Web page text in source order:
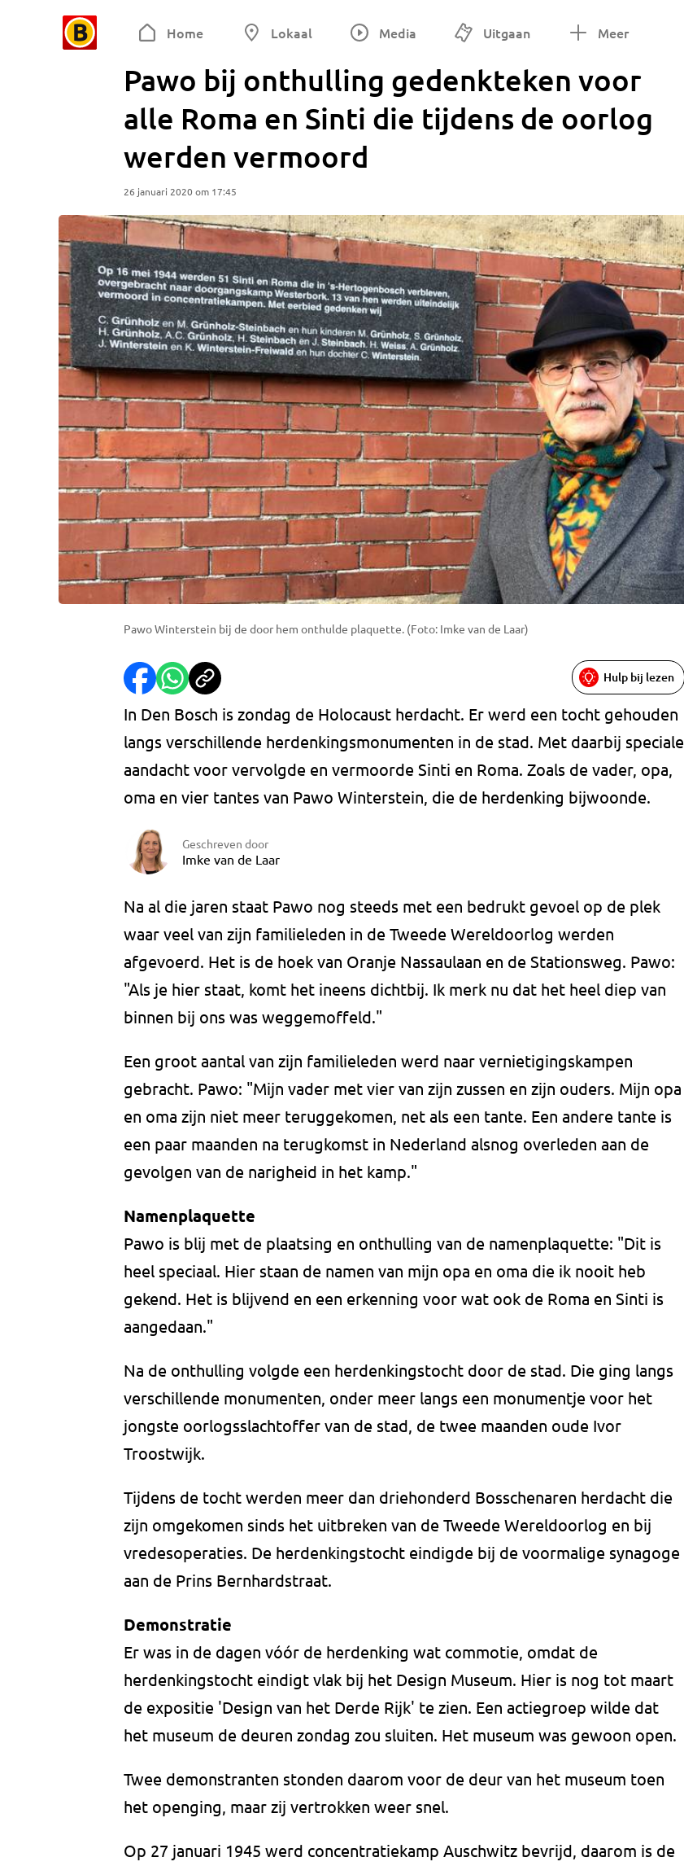
Home Lokaal Media Uitgaan Meer
Pawo bij onthulling gedenkteken voor
alle Roma en Sinti die tijdens de oorlog
werden vermoord
26 januari 2020 om 17:45
Pawo Winterstein bij de door hem onthulde plaquette. (Foto: Imke van de Laar)
Hulp bij lezen
In Den Bosch is zondag de Holocaust herdacht. Er werd een tocht gehouden
langs verschillende herdenkingsmonumenten in de stad. Met daarbij speciale
aandacht voor vervolgde en vermoorde Sinti en Roma. Zoals de vader, opa,
oma en vier tantes van Pawo Winterstein, die de herdenking bijwoonde.
Geschreven door
Imke van de Laar
Na al die jaren staat Pawo nog steeds met een bedrukt gevoel op de plek
waar veel van zijn familieleden in de Tweede Wereldoorlog werden
afgevoerd. Het is de hoek van Oranje Nassaulaan en de Stationsweg. Pawo:
"Als je hier staat, komt het ineens dichtbij. Ik merk nu dat het heel diep van
binnen bij ons was weggemoffeld."
Een groot aantal van zijn familieleden werd naar vernietigingskampen
gebracht. Pawo: "Mijn vader met vier van zijn zussen en zijn ouders. Mijn opa
en oma zijn niet meer teruggekomen, net als een tante. Een andere tante is
een paar maanden na terugkomst in Nederland alsnog overleden aan de
gevolgen van de narigheid in het kamp."
Namenplaquette
Pawo is blij met de plaatsing en onthulling van de namenplaquette: "Dit is
heel speciaal. Hier staan de namen van mijn opa en oma die ik nooit heb
gekend. Het is blijvend en een erkenning voor wat ook de Roma en Sinti is
aangedaan."
Na de onthulling volgde een herdenkingstocht door de stad. Die ging langs
verschillende monumenten, onder meer langs een monumentje voor het
jongste oorlogsslachtoffer van de stad, de twee maanden oude Ivor
Troostwijk.
Tijdens de tocht werden meer dan driehonderd Bosschenaren herdacht die
zijn omgekomen sinds het uitbreken van de Tweede Wereldoorlog en bij
vredesoperaties. De herdenkingstocht eindigde bij de voormalige synagoge
aan de Prins Bernhardstraat.
Demonstratie
Er was in de dagen vóór de herdenking wat commotie, omdat de
herdenkingstocht eindigt vlak bij het Design Museum. Hier is nog tot maart
de expositie 'Design van het Derde Rijk' te zien. Een actiegroep wilde dat
het museum de deuren zondag zou sluiten. Het museum was gewoon open.
Twee demonstranten stonden daarom voor de deur van het museum toen
het openging, maar zij vertrokken weer snel.
Op 27 januari 1945 werd concentratiekamp Auschwitz bevrijd, daarom is de